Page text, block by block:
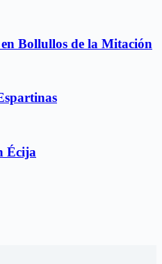
Bollullos de la Mitación
Écija